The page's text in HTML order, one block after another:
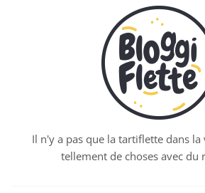
Il n'y a pas que la tartiflette dans
tellement de choses avec du